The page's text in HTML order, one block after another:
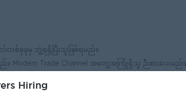
စ်ခုခုမှ ဘွဲ့ရရှိပြီးသူဖြစ်ရမည်။
။ Modern Trade Channel အတွေ့အကြုံရှိသူ ဉီးစားပေးမည်။
စ်ရမည်။
Hiring